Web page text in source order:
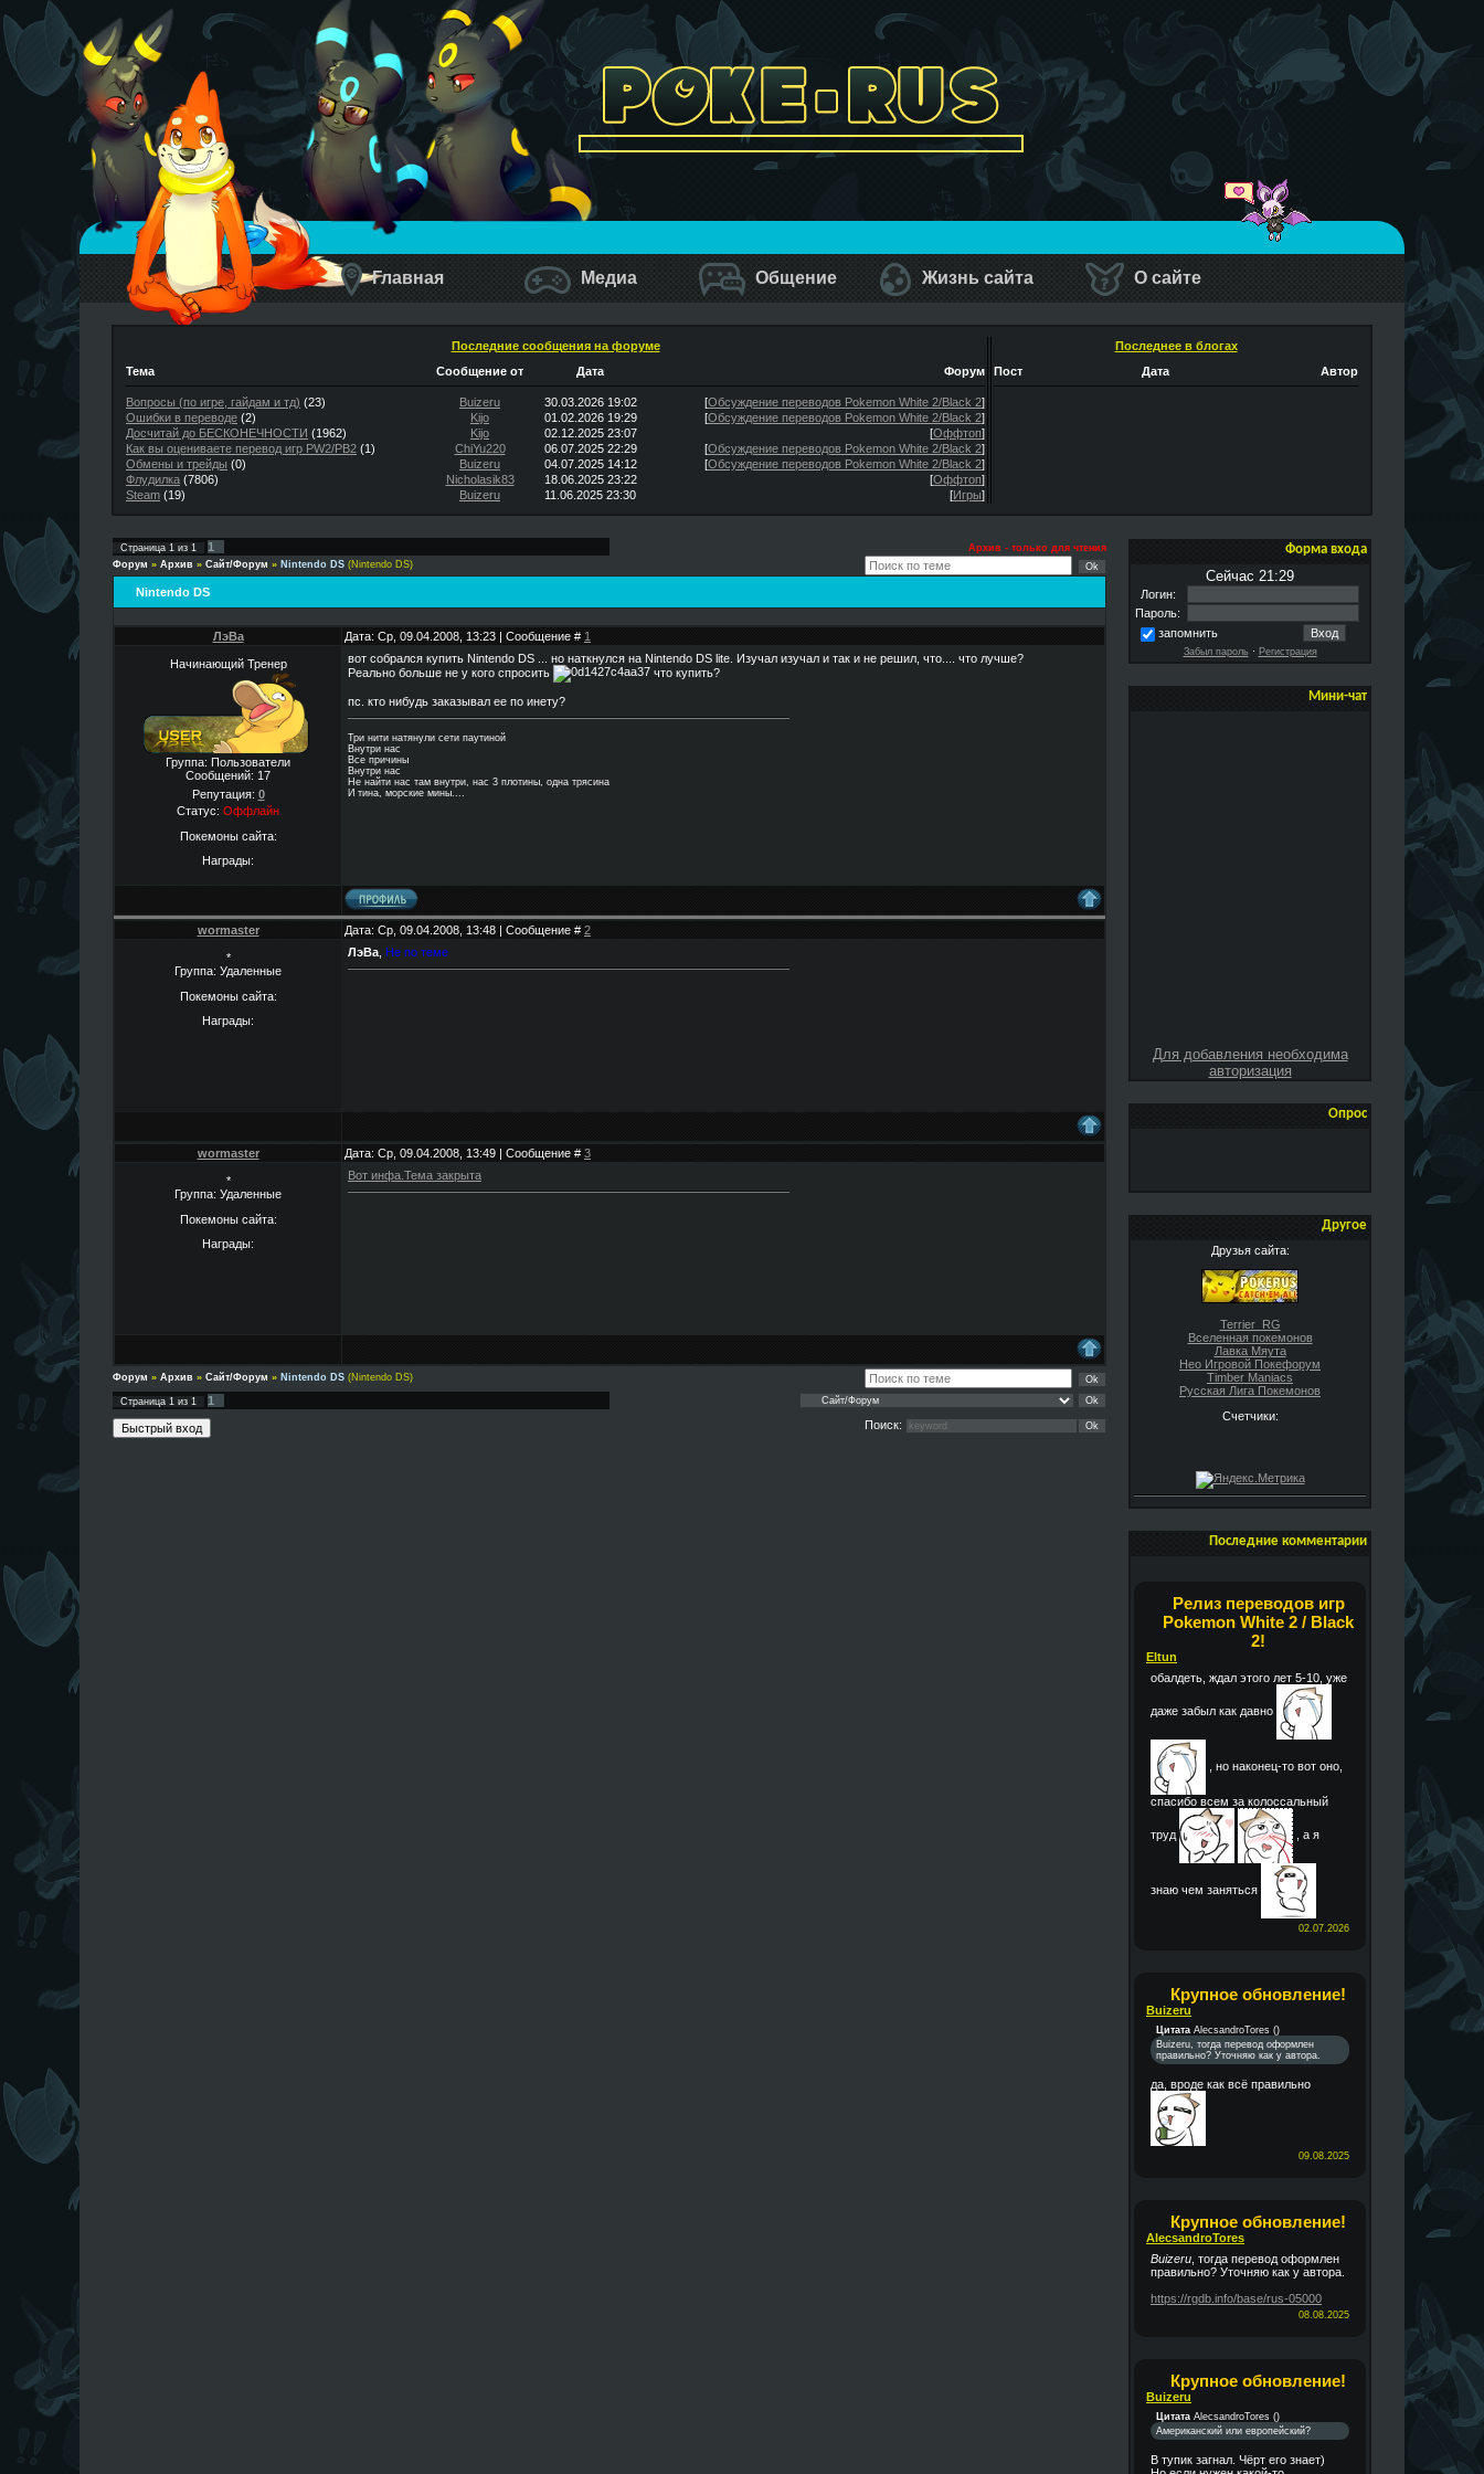
Главная Медиа Общение Жизнь сайта О сайте
Последние сообщения на форуме
Тема
Сообщение от Дата Форум
Вопросы (по игре, гайдам и тд) (23) Buizeru 30.03.2026 19:02 [Обсуждение переводов Pokemon White 2/Black 2]
Ошибки в переводе (2) Kijo 01.02.2026 19:29 [Обсуждение переводов Pokemon White 2/Black 2]
Досчитай до БЕСКОНЕЧНОСТИ (1962) Kijo 02.12.2025 23:07 [Оффтоп]
Как вы оцениваете перевод игр PW2/PB2 (1) ChiYu220 06.07.2025 22:29 [Обсуждение переводов Pokemon White 2/Black 2]
Обмены и трейды (0) Buizeru 04.07.2025 14:12 [Обсуждение переводов Pokemon White 2/Black 2]
Флудилка (7806) Nicholasik83 18.06.2025 23:22 [Оффтоп]
Steam (19) Buizeru 11.06.2025 23:30 [Игры]
Последнее в блогах
Пост
Дата Автор
Форма входа
Сейчас 21:29
Логин:
Пароль:
запомнить
Забыл пароль· Регистрация
Мини-чат
Для добавления необходима
авторизация
Опрос
Другое
Друзья сайта:
Terrier_RG
Вселенная покемонов
Лавка Мяута
Нео Игровой Покефорум
Timber Maniacs
Русская Лига Покемонов
Счетчики:
Последние комментарии
Релиз переводов игр
Pokemon White 2 / Black
2!
Eltun
обалдеть, ждал этого лет 5-10, уже
даже забыл как давно
, но наконец-то вот оно,
спасибо всем за колоссальный
труд , а я
знаю чем заняться
02.07.2026
Крупное обновление!
Buizeru
Цитата AlecsandroTores ()
Buizeru, тогда перевод оформлен
правильно? Уточняю как у автора.
да, вроде как всё правильно
09.08.2025
Крупное обновление!
AlecsandroTores
Buizeru , тогда перевод оформлен
правильно? Уточняю как у автора.
https://rgdb.info/base/rus-05000
08.08.2025
Крупное обновление!
Buizeru
Цитата AlecsandroTores ()
Американский или европейский?
В тупик загнал. Чёрт его знает)
Страница 1 из 1 1
Архив - только для чтения
Форум » Архив » Сайт/Форум » Nintendo DS (Nintendo DS)
Nintendo DS
ЛэВа Дата: Ср, 09.04.2008, 13:23 | Сообщение # 1
Начинающий Тренер
Группа: Пользователи
Сообщений: 17
Репутация: 0
Статус: Оффлайн
Покемоны сайта:
Награды:
вот собрался купить Nintendo DS ... но наткнулся на Nintendo DS lite. Изучал изучал и так и не решил, что.... что лучше?
Реально больше не у кого спросить
что купить?
пс. кто нибудь заказывал ее по инету?
Три нити натянули сети паутиной
Внутри нас
Все причины
Внутри нас
Не найти нас там внутри, нас 3 плотины, одна трясина
И тина, морские мины....
wormaster Дата: Ср, 09.04.2008, 13:48 | Сообщение # 2
*
Группа: Удаленные
Покемоны сайта:
Награды:
ЛэВа Не по теме
wormaster Дата: Ср, 09.04.2008, 13:49 | Сообщение # 3
*
Группа: Удаленные
Покемоны сайта:
Награды:
Вот инфа.Тема закрыта
Форум » Архив » Сайт/Форум » Nintendo DS (Nintendo DS)
Страница 1 из 1
1
Поиск: